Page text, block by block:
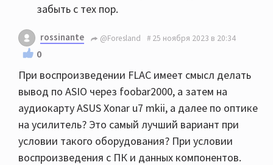
забыть с тех пор.
rossinante @Foresland 25 ноября 2023 в 20:34
0
При воспроизведении FLAC имеет смысл делать
вывод по ASIO через foobar2000, а затем на
аудиокарту ASUS Xonar u7 mkii, а далее по оптике
на усилитель? Это самый лучший вариант при
условии такого оборудования? При условии
воспроизведения с ПК и данных компонентов.